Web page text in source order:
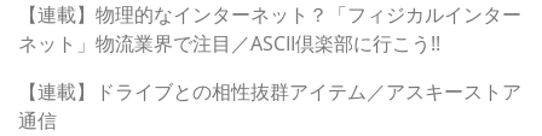
【連載】物理的なインターネット？「フィジカルインター
ネット」物流業界で注目／ASCII倶楽部に行こう!!
【連載】ドライブとの相性抜群アイテム／アスキーストア
通信